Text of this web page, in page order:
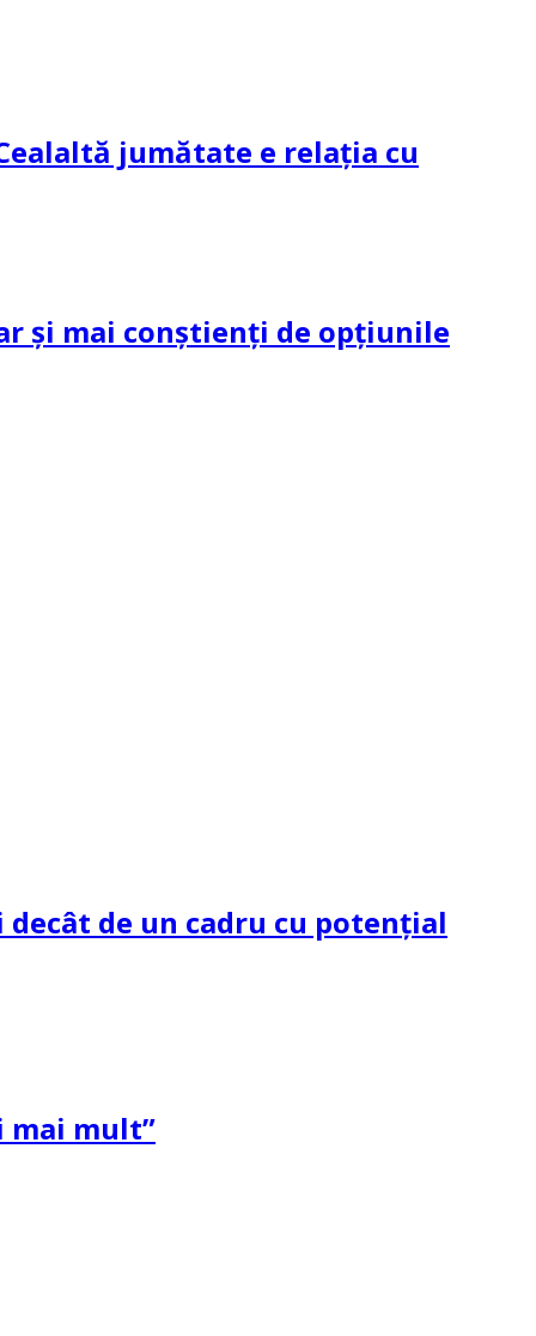
jumătate e relația cu
și mai conștienți de opțiunile
de un cadru cu potenţial
mai mult”